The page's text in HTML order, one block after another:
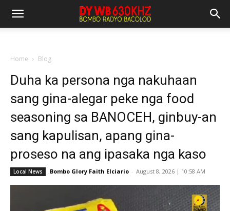
Home Blog
Duha ka persona nga nakuhaan
sang gina-alegar peke nga food
seasoning sa BANOCEH, ginbuy-an
sang kapulisan, apang gina-
proseso na ang ipasaka nga kaso
Local News Bombo Glory Faith Elciario - August 8, 2026 | 10:58 AM